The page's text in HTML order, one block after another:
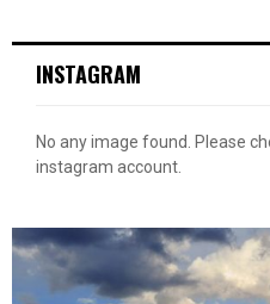
INSTAGRAM
No any image found. Please
instagram account.